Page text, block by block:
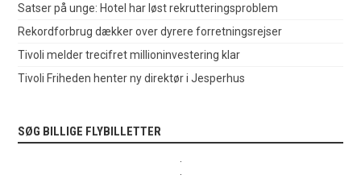
Satser på unge: Hotel har løst rekrutteringsproblem
Rekordforbrug dækker over dyrere forretningsrejser
Tivoli melder trecifret millioninvestering klar
Tivoli Friheden henter ny direktør i Jesperhus
SØG BILLIGE FLYBILLETTER
.
.